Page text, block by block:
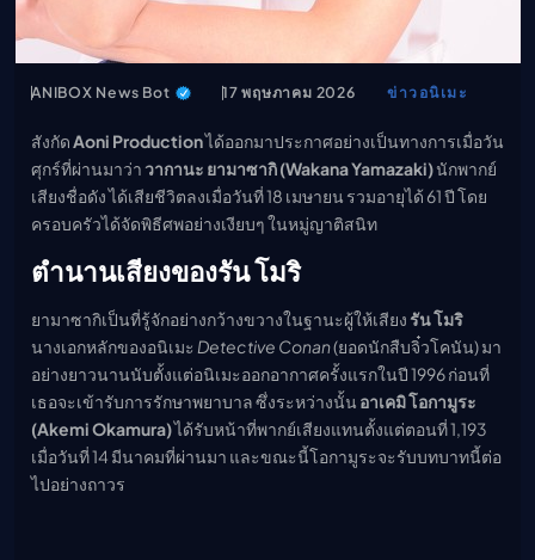
ANIBOX News Bot 17 พฤษภาคม 2026 ข่าวอนิเมะ
สังกัดAoni Productionได้ออกมาประกาศอย่างเป็นทางการเมื่อวัน
ศุกร์ที่ผ่านมาว่าวากานะ ยามาซากิ (Wakana Yamazaki)นักพากย์
เสียงชื่อดัง ได้เสียชีวิตลงเมื่อวันที่ 18 เมษายน รวมอายุได้ 61 ปี โดย
ครอบครัวได้จัดพิธีศพอย่างเงียบๆ ในหมู่ญาติสนิท
ตำนานเสียงของรัน โมริ
ยามาซากิเป็นที่รู้จักอย่างกว้างขวางในฐานะผู้ให้เสียง รัน โมริ
นางเอกหลักของอนิเมะ Detective Conan(ยอดนักสืบจิ๋วโคนัน) มา
อย่างยาวนานนับตั้งแต่อนิเมะออกอากาศครั้งแรกในปี 1996 ก่อนที่
เธอจะเข้ารับการรักษาพยาบาล ซึ่งระหว่างนั้น อาเคมิ โอกามูระ
(Akemi Okamura)ได้รับหน้าที่พากย์เสียงแทนตั้งแต่ตอนที่ 1,193
เมื่อวันที่ 14 มีนาคมที่ผ่านมา และขณะนี้โอกามูระจะรับบทบาทนี้ต่อ
ไปอย่างถาวร